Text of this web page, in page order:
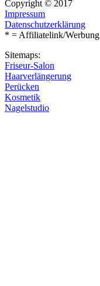
Copyright © 2017
Impressum
Datenschutzerklärung
* = Affiliatelink/Werbung
Sitemaps:
Friseur-Salon
Haarverlängerung
Perücken
Kosmetik
Nagelstudio